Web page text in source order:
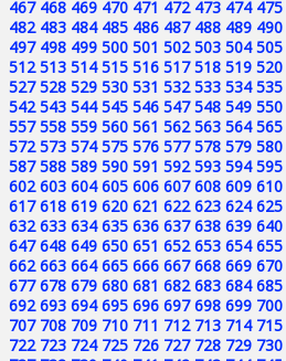
467 468 469 470 471 472 473 474 475
482 483 484 485 486 487 488 489 490
497 498 499 500 501 502 503 504 505
512 513 514 515 516 517 518 519 520
527 528 529 530 531 532 533 534 535
542 543 544 545 546 547 548 549 550
557 558 559 560 561 562 563 564 565
572 573 574 575 576 577 578 579 580
587 588 589 590 591 592 593 594 595
602 603 604 605 606 607 608 609 610
617 618 619 620 621 622 623 624 625
632 633 634 635 636 637 638 639 640
647 648 649 650 651 652 653 654 655
662 663 664 665 666 667 668 669 670
677 678 679 680 681 682 683 684 685
692 693 694 695 696 697 698 699 700
707 708 709 710 711 712 713 714 715
722 723 724 725 726 727 728 729 730